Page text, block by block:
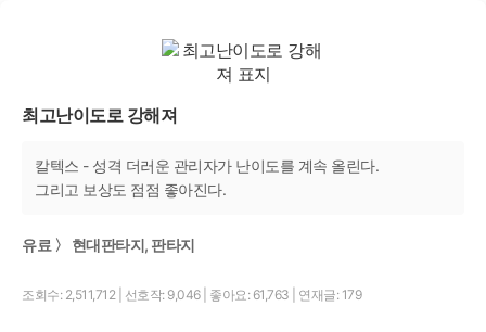
최고난이도로 강해져
칼텍스 - 성격 더러운 관리자가 난이도를 계속 올린다.
그리고 보상도 점점 좋아진다.
유료 〉 현대판타지, 판타지
조회수: 2,511,712 선호작: 9,046 좋아요: 61,763 연재글: 179